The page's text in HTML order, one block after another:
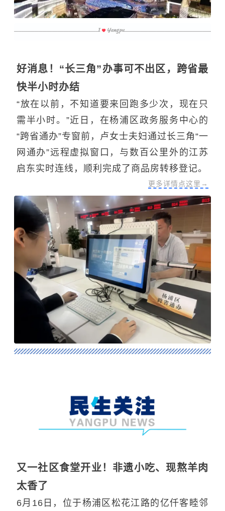
好消息！“长三角”办事可不出区，跨省最
快半小时办结
“放在以前，不知道要来回跑多少次，现在只
需半小时。”近日，在杨浦区政务服务中心的
“跨省通办”专窗前，卢女士夫妇通过长三角“一
网通办”远程虚拟窗口，与数百公里外的江苏
启东实时连线，顺利完成了商品房转移登记。
更多详情点这里→
又一社区食堂开业！非遗小吃、现熬羊肉
太香了
6月16日，位于杨浦区松花江路的亿仟客睦邻